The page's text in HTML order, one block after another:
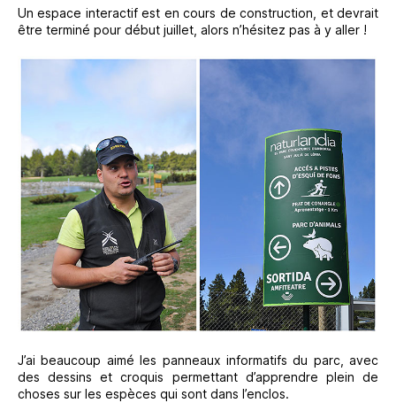
Un espace interactif est en cours de construction, et devrait
être terminé pour début juillet, alors n’hésitez pas à y aller !
J’ai beaucoup aimé les panneaux informatifs du parc, avec
des dessins et croquis permettant d’apprendre plein de
choses sur les espèces qui sont dans l’enclos.